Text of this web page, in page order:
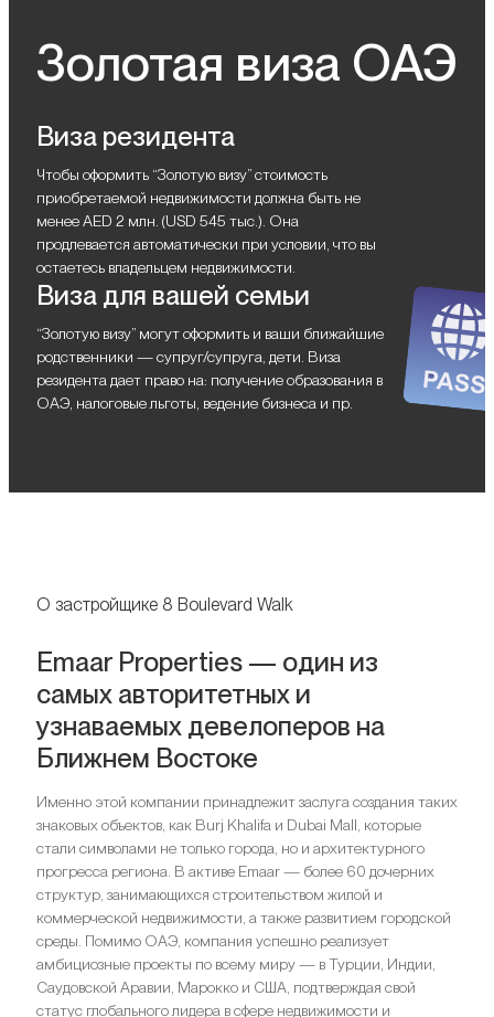
Золотая виза ОАЭ
Виза резидента
Чтобы оформить “Золотую визу” стоимость
приобретаемой недвижимости должна быть не
менее AED 2 млн. (USD 545 тыс.). Она
продлевается автоматически при условии, что вы
остаетесь владельцем недвижимости.
Виза для вашей семьи
“Золотую визу” могут оформить и ваши ближайшие
родственники — супруг/супруга, дети. Виза
резидента дает право на: получение образования в
ОАЭ, налоговые льготы, ведение бизнеса и пр.
О застройщике 8 Boulevard Walk
Emaar Properties — один из
самых авторитетных и
узнаваемых девелоперов на
Ближнем Востоке
Именно этой компании принадлежит заслуга создания таких
знаковых объектов, как Burj Khalifa и Dubai Mall, которые
стали символами не только города, но и архитектурного
прогресса региона. В активе Emaar — более 60 дочерних
структур, занимающихся строительством жилой и
коммерческой недвижимости, а также развитием городской
среды. Помимо ОАЭ, компания успешно реализует
амбициозные проекты по всему миру — в Турции, Индии,
Саудовской Аравии, Марокко и США, подтверждая свой
статус глобального лидера в сфере недвижимости и